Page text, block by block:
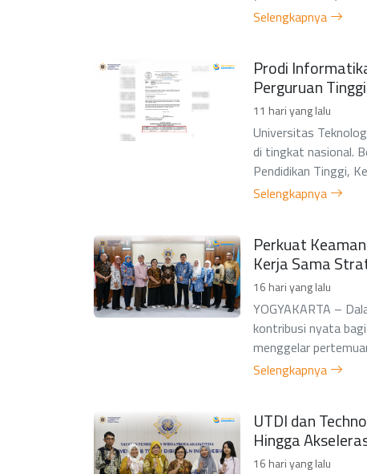
Selengkapnya
Prodi
Perguruan
11 hari yang lalu
Universitas
di tingkat nasional.
Pendidikan Tinggi,
Selengkapnya
Perkuat
Kerja Sama
16 hari yang lalu
YOGYAKARTA –
kontribusi nyata
menggelar
Selengkapnya
UTDI dan
Hingga
16 hari yang lalu